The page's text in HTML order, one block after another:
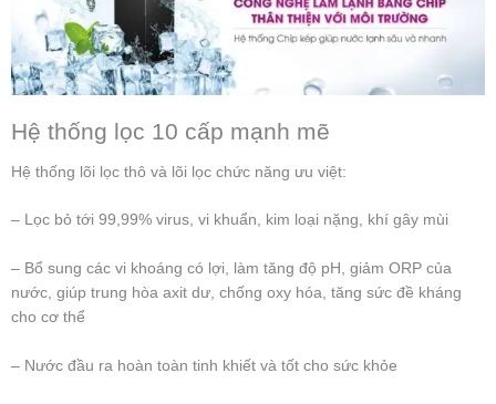
Hệ thống lọc 10 cấp mạnh mẽ
Hệ thống lõi lọc thô và lõi lọc chức năng ưu việt:
– Lọc bỏ tới 99,99% virus, vi khuẩn, kim loại nặng, khí gây mùi
– Bổ sung các vi khoáng có lợi, làm tăng độ pH, giảm ORP của
nước, giúp trung hòa axit dư, chống oxy hóa, tăng sức đề kháng
cho cơ thể
– Nước đầu ra hoàn toàn tinh khiết và tốt cho sức khỏe